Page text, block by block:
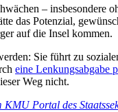
–
das Potenzial,
auf die Insel kommen.
Sie führt zu
eine Lenkungsabgabe
Weg nicht.
KMU Portal des